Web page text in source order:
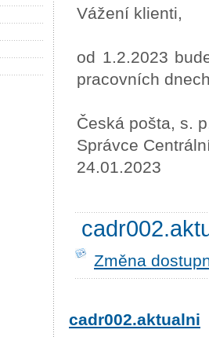
Vážení klienti,
od 1.2.2023
pracovních
Česká pošta, s.
Správce
24.01.2023
Změna
cadr002.aktualni